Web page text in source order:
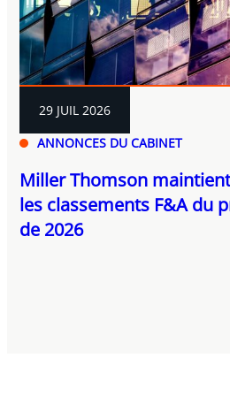
ANNONCES DU CABINET
29 JUIL 2026
Miller Thomson
les classements F&A du
de 2026